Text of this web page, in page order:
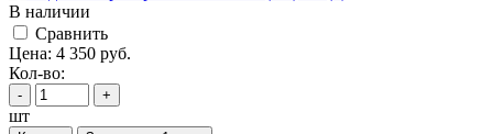
В наличии
Cравнить
Цена: 4 350 руб.
Кол-во:
- +
шт